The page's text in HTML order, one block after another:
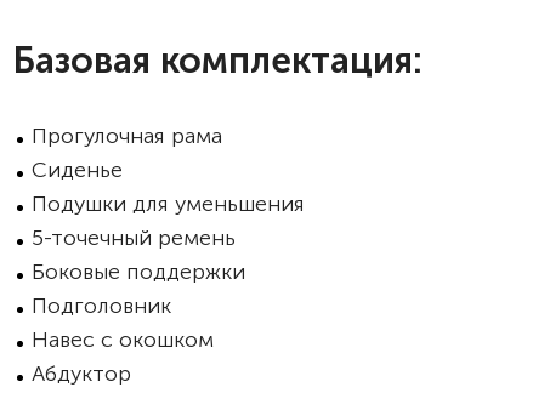
Базовая комплектация:
Прогулочная рама
Сиденье
Подушки для уменьшения
5-точечный ремень
Боковые поддержки
Подголовник
Навес с окошком
Абдуктор